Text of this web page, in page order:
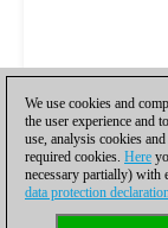
We use cookies and
the user experience and
use, analysis cookies
required cookies. Here
necessary partially) with
data protection